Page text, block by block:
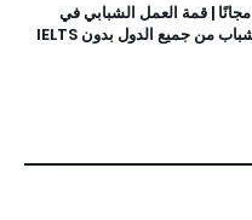
سافر إلى ألمانيا 2027 مجانًا | قمة العمل الشبابي في
برلين ممولة بالكامل للشباب من جميع الدول بدون IELTS